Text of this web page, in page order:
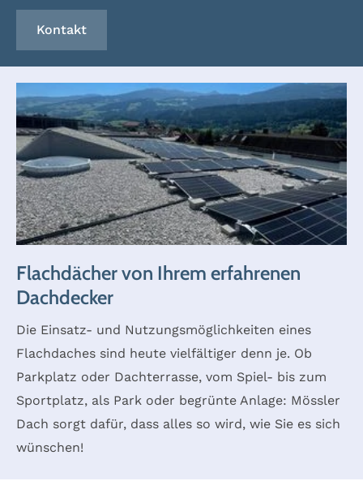
Kontakt
Flachdächer von Ihrem erfahrenen
Dachdecker
Die Einsatz- und Nutzungsmöglichkeiten eines
Flachdaches sind heute vielfältiger denn je. Ob
Parkplatz oder Dachterrasse, vom Spiel- bis zum
Sportplatz, als Park oder begrünte Anlage: Mössler
Dach sorgt dafür, dass alles so wird, wie Sie es sich
wünschen!